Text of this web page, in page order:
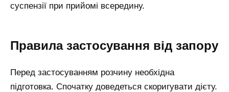
суспензії при прийомі всередину.
Правила застосування від запору
Перед застосуванням розчину необхідна
підготовка. Спочатку доведеться скоригувати дієту.